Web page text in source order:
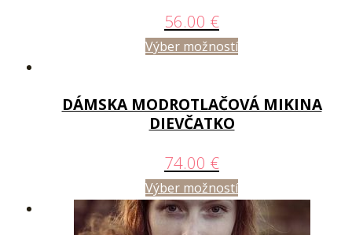
56.00 €
Výber možností
DÁMSKA MODROTLAČOVÁ MIKINA
DIEVČATKO
74.00 €
Výber možností